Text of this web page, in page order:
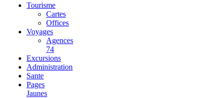
Tourisme
Cartes
Offices
Voyages
Agences
74
Excursions
Administration
Sante
Pages
Jaunes